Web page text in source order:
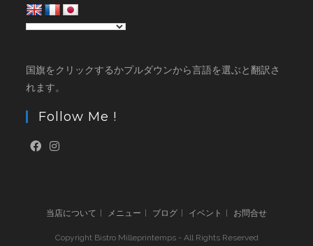
国旗をクリックするかプルダウンから言語を選ぶと翻訳さ
れます。
Follow Me !
当店について メニュー ブログ イベント お問合せ
Copyright Bistro Milleprintemps - All Rights Reserved